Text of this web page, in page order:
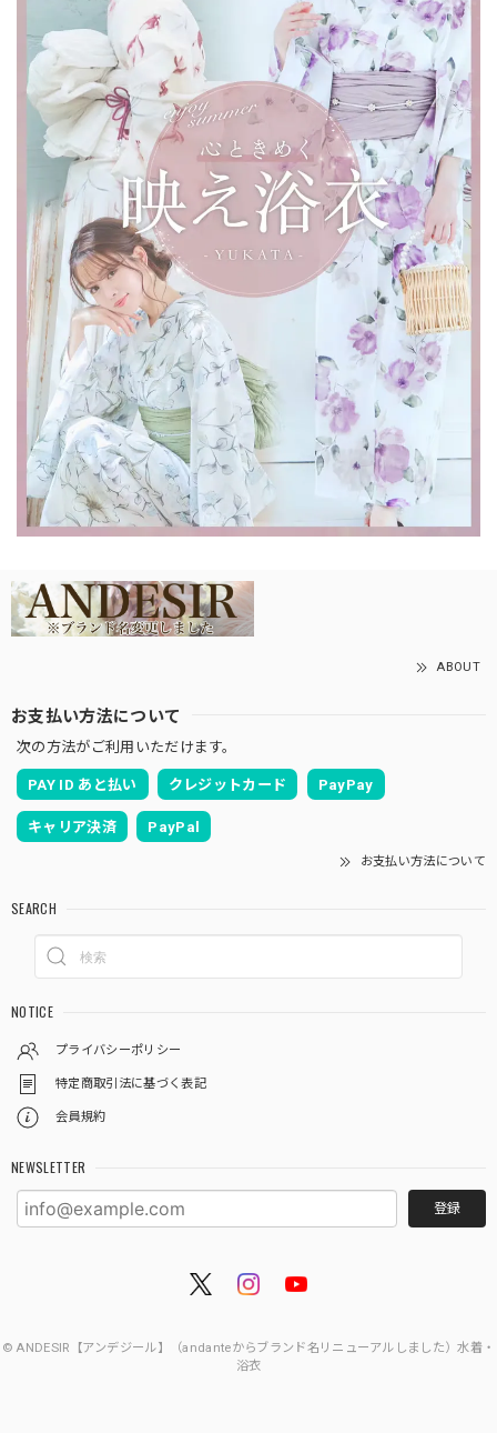
ABOUT
お支払い方法について
次の方法がご利用いただけます。
PAY ID あと払い クレジットカード PayPay
キャリア決済 PayPal
お支払い方法について
SEARCH
NOTICE
プライバシーポリシー
特定商取引法に基づく表記
会員規約
NEWSLETTER
登録
© ANDESIR【アンデジール】（andanteからブランド名リニューアルしました）水着・
浴衣